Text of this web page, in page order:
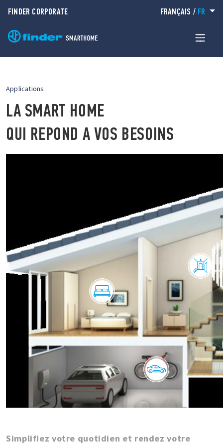
FINDER CORPORATE FRANÇAIS / FR
Applications
LA SMART HOME
QUI REPOND A VOS BESOINS
Simplifiez votre quotidien et rendez votre